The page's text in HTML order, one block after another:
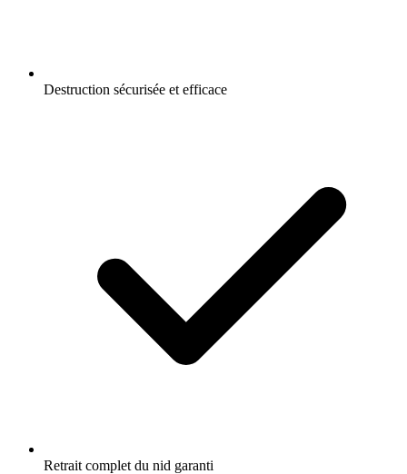
Destruction sécurisée et efficace
Retrait complet du nid garanti